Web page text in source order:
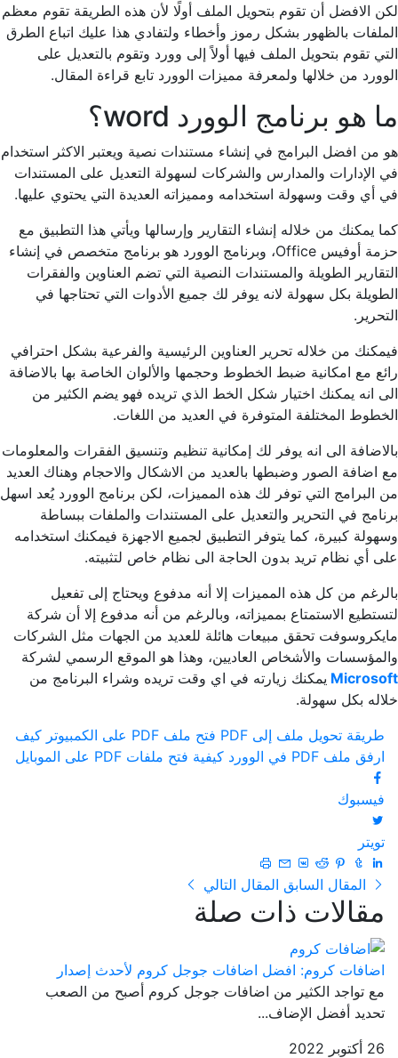
لكن الافضل أن تقوم بتحويل الملف أولًا لأن هذه الطريقة تقوم معظم
الملفات بالظهور بشكل رموز وأخطاء ولتفادي هذا عليك اتباع الطرق
التي تقوم بتحويل الملف فيها أولاً إلى وورد وتقوم بالتعديل على
الوورد من خلالها ولمعرفة مميزات الوورد تابع قراءة المقال.
ما هو برنامج الوورد word؟
هو من افضل البرامج في إنشاء مستندات نصية ويعتبر الاكثر استخدام
في الإدارات والمدارس والشركات لسهولة التعديل على المستندات
في أي وقت وسهولة استخدامه ومميزاته العديدة التي يحتوي عليها.
كما يمكنك من خلاله إنشاء التقارير وإرسالها ويأتي هذا التطبيق مع
حزمة أوفيس Office، وبرنامج الوورد هو برنامج متخصص في إنشاء
التقارير الطويلة والمستندات النصية التي تضم العناوين والفقرات
الطويلة بكل سهولة لانه يوفر لك جميع الأدوات التي تحتاجها في
التحرير.
فيمكنك من خلاله تحرير العناوين الرئيسية والفرعية بشكل احترافي
رائع مع امكانية ضبط الخطوط وحجمها والألوان الخاصة بها بالاضافة
الى انه يمكنك اختيار شكل الخط الذي تريده فهو يضم الكثير من
الخطوط المختلفة المتوفرة في العديد من اللغات.
بالاضافة الى انه يوفر لك إمكانية تنظيم وتنسيق الفقرات والمعلومات
مع اضافة الصور وضبطها بالعديد من الاشكال والاحجام وهناك العديد
من البرامج التي توفر لك هذه المميزات، لكن برنامج الوورد يُعد اسهل
برنامج في التحرير والتعديل على المستندات والملفات ببساطة
وسهولة كبيرة، كما يتوفر التطبيق لجميع الاجهزة فيمكنك استخدامه
على أي نظام تريد بدون الحاجة الى نظام خاص لتثبيته.
بالرغم من كل هذه المميزات إلا أنه مدفوع ويحتاج إلى تفعيل
لتستطيع الاستمتاع بمميزاته، وبالرغم من أنه مدفوع إلا أن شركة
مايكروسوفت تحقق مبيعات هائلة للعديد من الجهات مثل الشركات
والمؤسسات والأشخاص العاديين، وهذا هو الموقع الرسمي لشركة
Microsoft يمكنك زيارته في اي وقت تريده وشراء البرنامج من
خلاله بكل سهولة.
طريقة تحويل ملف إلى PDF
فتح ملف PDF على الكمبيوتر
كيف
ارفق ملف PDF في الوورد
كيفية فتح ملفات PDF على الموبايل
فيسبوك
تويتر
المقال السابق المقال التالي
مقالات ذات صلة
اضافات كروم: افضل اضافات جوجل كروم لأحدث إصدار
مع تواجد الكثير من اضافات جوجل كروم أصبح من الصعب
تحديد أفضل الإضاف...
26 أكتوبر 2022